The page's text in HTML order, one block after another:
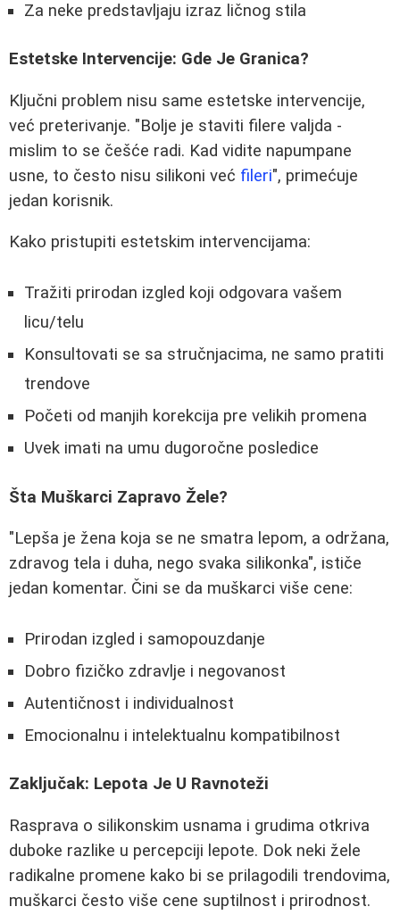
Za neke predstavljaju izraz ličnog stila
Estetske Intervencije: Gde Je Granica?
Ključni problem nisu same estetske intervencije,
već preterivanje. "Bolje je staviti filere valjda -
mislim to se češće radi. Kad vidite napumpane
usne, to često nisu silikoni već fileri", primećuje
jedan korisnik.
Kako pristupiti estetskim intervencijama:
Tražiti prirodan izgled koji odgovara vašem
licu/telu
Konsultovati se sa stručnjacima, ne samo pratiti
trendove
Početi od manjih korekcija pre velikih promena
Uvek imati na umu dugoročne posledice
Šta Muškarci Zapravo Žele?
"Lepša je žena koja se ne smatra lepom, a održana,
zdravog tela i duha, nego svaka silikonka", ističe
jedan komentar. Čini se da muškarci više cene:
Prirodan izgled i samopouzdanje
Dobro fizičko zdravlje i negovanost
Autentičnost i individualnost
Emocionalnu i intelektualnu kompatibilnost
Zaključak: Lepota Je U Ravnoteži
Rasprava o silikonskim usnama i grudima otkriva
duboke razlike u percepciji lepote. Dok neki žele
radikalne promene kako bi se prilagodili trendovima,
muškarci često više cene suptilnost i prirodnost.